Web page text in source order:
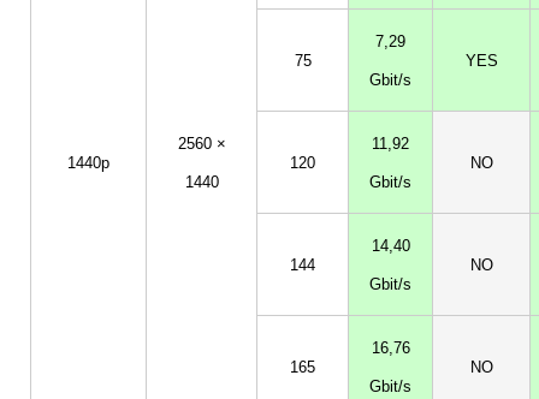
1440p
2560 ×
1440
75
7,29
Gbit/s
YES
120
11,92
Gbit/s
NO
144
14,40
Gbit/s
NO
165
16,76
Gbit/s
NO